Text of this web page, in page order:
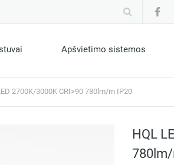
Apšvietimo sistemos
2700K/3000K CRI>90 780lm/m IP20
HQL